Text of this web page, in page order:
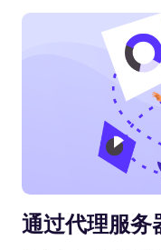
通过代理服务